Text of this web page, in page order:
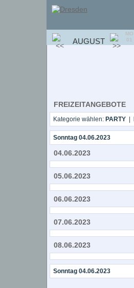
FREIZEITANGEBOTE
Kategorie wählen: PARTY|
Sonntag 04.06.2023
04.06.2023
05.06.2023
06.06.2023
07.06.2023
08.06.2023
Sonntag 04.06.2023
AUGUST
MO
01